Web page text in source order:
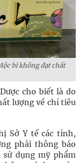
bì không đạt chất
cho biết là do
lượng về chỉ tiêu
Sở Y tế các tỉnh,
phải thông báo
sử dụng mỹ phẩm